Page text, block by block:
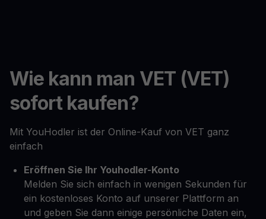
Wie kann man VET (VET)
sofort kaufen?
Mit YouHodler ist der Online-Kauf von VET ganz
einfach
Eröffnen Sie Ihr Youhodler-Konto
Melden Sie sich einfach in wenigen Sekunden für
ein kostenloses Konto auf unserer Plattform an
und geben Sie dann einige persönliche Daten ein,